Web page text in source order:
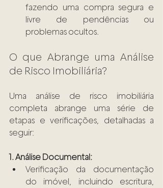
fazendo uma compra segura e
livre de pendências ou
problemas ocultos.
O que Abrange uma Análise
de Risco Imobiliária?
Uma análise de risco imobiliária
completa abrange uma série de
etapas e verificações, detalhadas a
seguir:
1. Análise Documental:
Verificação da documentação
do imóvel, incluindo escritura,